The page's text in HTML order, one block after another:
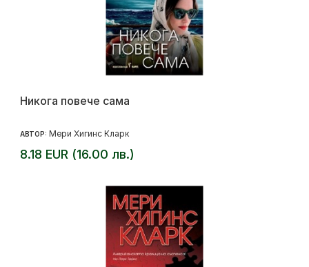
Никога повече сама
АВТОР: Мери Хигинс Кларк
8.18 EUR (16.00 лв.)